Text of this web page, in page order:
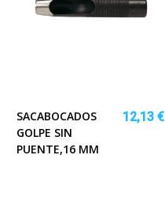
SACABOCADOS
GOLPE SIN
PUENTE,16 MM
12,13 €